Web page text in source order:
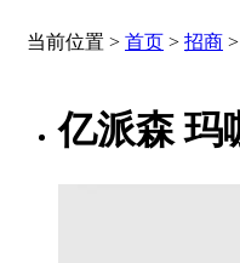
当前位置 > 首页 > 招商 >
亿派森 玛